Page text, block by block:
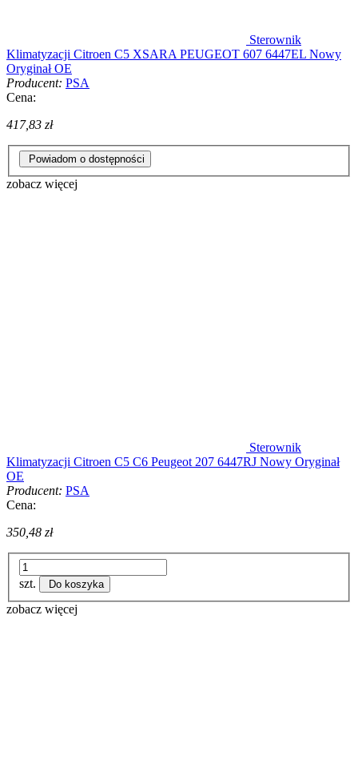
Sterownik
Klimatyzacji Citroen C5 XSARA PEUGEOT 607 6447EL Nowy
Oryginał OE
Producent: PSA
Cena:
417,83 zł
Powiadom o dostępności
zobacz więcej
Sterownik
Klimatyzacji Citroen C5 C6 Peugeot 207 6447RJ Nowy Oryginał
OE
Producent: PSA
Cena:
350,48 zł
szt. Do koszyka
zobacz więcej